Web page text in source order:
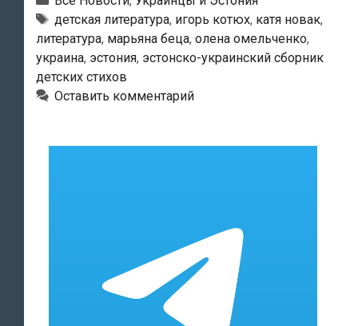
эстонско-
украинский
сборник
Метки
детская литература, игорь котюх, катя новак,
литература, марьяна беца, олена омельченко,
украина, эстония, эстонско-украинский сборник
детских стихов
Оставить комментарий